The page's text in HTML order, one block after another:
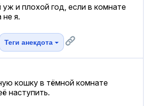
и плохой год, если в комнате
не я.
Теги анекдота
кошку в тёмной комнате
наступить.